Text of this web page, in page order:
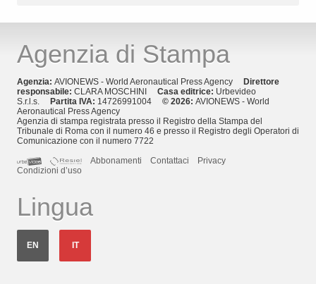
Agenzia di Stampa
Agenzia: AVIONEWS - World Aeronautical Press Agency
Direttore
responsabile: CLARA MOSCHINI Casa editrice: Urbevideo
S.r.l.s.
Partita IVA: 14726991004 © 2026: AVIONEWS - World
Aeronautical Press Agency
Agenzia di stampa registrata presso il Registro della Stampa del
Tribunale di Roma con il numero 46 e presso il Registro degli Operatori di
Comunicazione con il numero 7722
Abbonamenti
Contattaci
Privacy
Condizioni d’uso
Lingua
EN IT